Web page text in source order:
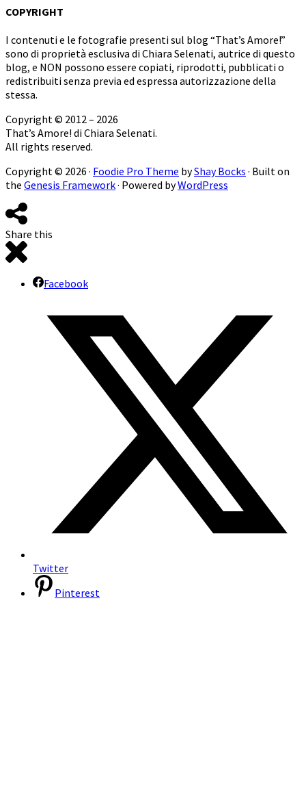
COPYRIGHT
I contenuti e le fotografie presenti sul blog “That’s Amore!”
sono di proprietà esclusiva di Chiara Selenati, autrice di questo
blog, e NON possono essere copiati, riprodotti, pubblicati o
redistribuiti senza previa ed espressa autorizzazione della
stessa.
Copyright © 2012 – 2026
That’s Amore! di Chiara Selenati.
All rights reserved.
Copyright © 2026 · Foodie Pro Theme byShay Bocks · Built on
the Genesis Framework· Powered byWordPress
Share this
Facebook
Twitter
Pinterest